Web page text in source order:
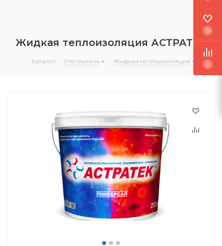
Жидкая теплоизоляция АСТРАТЕК
Каталог - Утеплитель - Жидкая теплоизоляция
0
0